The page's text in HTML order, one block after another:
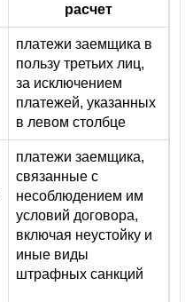
расчет
платежи заемщика в
пользу третьих лиц,
за исключением
платежей, указанных
в левом столбце
платежи заемщика,
связанные с
несоблюдением им
условий договора,
включая неустойку и
иные виды
штрафных санкций